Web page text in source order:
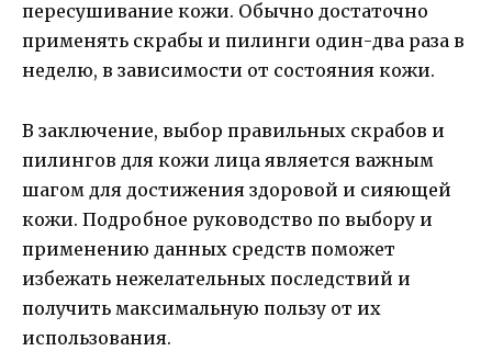
пересушивание кожи. Обычно достаточно
применять скрабы и пилинги один-два раза в
неделю, в зависимости от состояния кожи.
В заключение, выбор правильных скрабов и
пилингов для кожи лица является важным
шагом для достижения здоровой и сияющей
кожи. Подробное руководство по выбору и
применению данных средств поможет
избежать нежелательных последствий и
получить максимальную пользу от их
использования.